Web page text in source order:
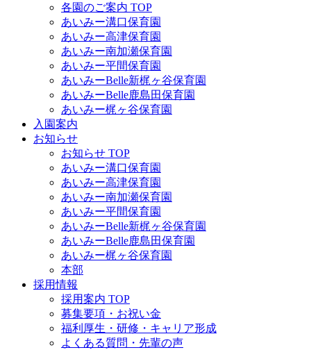
各園のご案内 TOP
あいみー溝口保育園
あいみー高津保育園
あいみー南加瀬保育園
あいみー平間保育園
あいみーBelle新梶ヶ谷保育園
あいみーBelle鹿島田保育園
あいみー梶ヶ谷保育園
入園案内
お知らせ
お知らせ TOP
あいみー溝口保育園
あいみー高津保育園
あいみー南加瀬保育園
あいみー平間保育園
あいみーBelle新梶ヶ谷保育園
あいみーBelle鹿島田保育園
あいみー梶ヶ谷保育園
本部
採用情報
採用案内 TOP
募集要項・お祝い金
福利厚生・研修・キャリア形成
よくある質問・先輩の声